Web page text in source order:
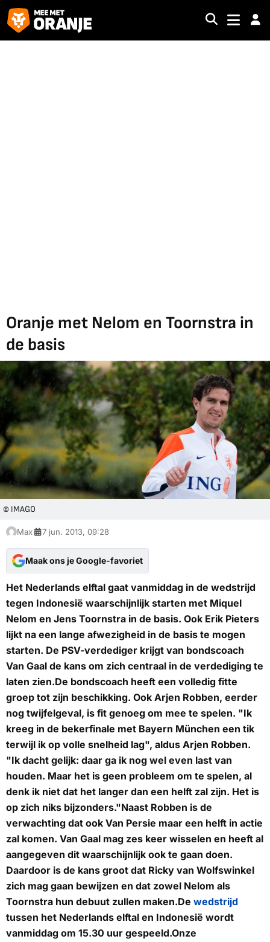
Oranje met Nelom en Toornstra in
de basis
© IMAGO
Max 7 jun. 2013, 09:28
Maak ons je Google-favoriet
Het Nederlands elftal gaat vanmiddag in de wedstrijd
tegen Indonesië waarschijnlijk starten met Miquel
Nelom en Jens Toornstra in de basis. Ook Erik Pieters
lijkt na een lange afwezigheid in de basis te mogen
starten. De PSV-verdediger krijgt van bondscoach
Van Gaal de kans om zich centraal in de verdediging te
laten zien.De bondscoach heeft een volledig fitte
groep tot zijn beschikking. Ook Arjen Robben, eerder
nog twijfelgeval, is fit genoeg om mee te spelen. "Ik
kreeg in de bekerfinale met Bayern München een tik
terwijl ik op volle snelheid lag", aldus Arjen Robben.
"Ik dacht gelijk: daar ga ik nog wel even last van
houden. Maar het is geen probleem om te spelen, al
denk ik niet dat het langer dan een helft zal zijn. Het is
op zich niks bijzonders."Naast Robben is de
verwachting dat ook Van Persie maar een helft in actie
zal komen. Van Gaal mag zes keer wisselen en heeft al
aangegeven dit waarschijnlijk ook te gaan doen.
Daardoor is de kans groot dat Ricky van Wolfswinkel
zich mag gaan bewijzen en dat zowel Nelom als
Toornstra hun debuut zullen maken.De wedstrijd
tussen het Nederlands elftal en Indonesië wordt
vanmiddag om 15.30 uur gespeeld.Onze